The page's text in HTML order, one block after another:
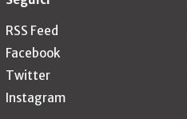
RSS Feed
Facebook
Twitter
Instagram